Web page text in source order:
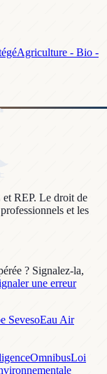
Agriculture - Bio -
REP. Le droit de
et les
? Signalez-la,
une erreur
SevesoEau Air
OmnibusLoi